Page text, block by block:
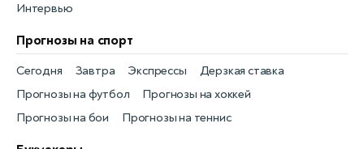
Интервью
Прогнозы на спорт
Прогнозы на футбол
Сегодня
Прогнозы на хоккей
Завтра
Прогнозы на бои
Экспрессы
Прогнозы на теннис
Дерзкая ставка